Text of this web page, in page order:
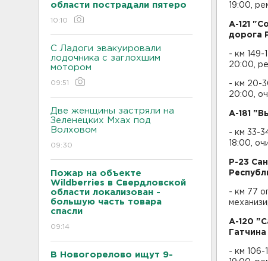
области пострадали пятеро
10:10
С Ладоги эвакуировали
лодочника с заглохшим
мотором
09:51
Две женщины застряли на
Зеленецких Мхах под
Волховом
09:30
Пожар на объекте
Wildberries в Свердловской
области локализован -
большую часть товара
спасли
09:14
В Новогорелово ищут 9-
19:00,
А-121
дорога
- км 149-
20:00,
- км 20-
20:00,
А-181
- км 33-
18:00,
Р-23
- км 77
А-120
- км 106-